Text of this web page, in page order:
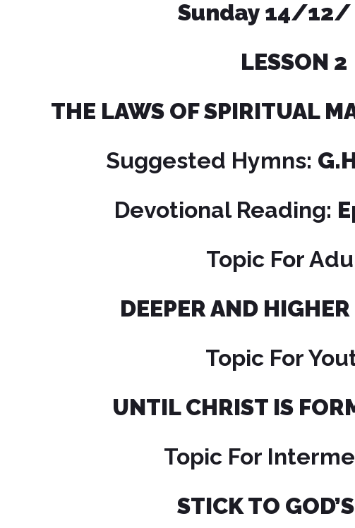
Sunday 14/12/
LESSON 2
THE LAWS OF SPIRITUAL
Suggested Hymns:
Devotional Reading:
Topic For
DEEPER AND
Topic For
UNTIL CHRIST IS
Topic For
STICK TO